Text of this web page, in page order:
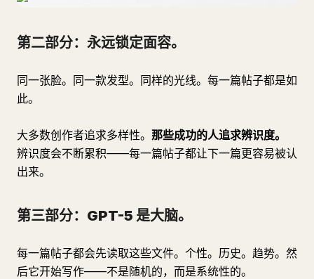
第二部分：永远锁定面容。
同一张脸。同一款发型。同样的光线。每一篇帖子都是如
此。
大多数创作者追求多样性。 那些成功的人追求辨识度。
辨识度会不断累积——每一篇帖子都让下一篇更容易被认
出来。
第三部分：GPT-5 是大脑。
每一篇帖子都会先读取这些文件。个性。历史。趋势。然
后它开始写作——不是随机的，而是系统性的。